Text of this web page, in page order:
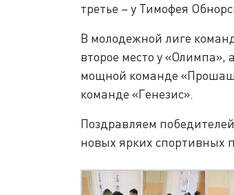
третье – у Тимофея
В молодежной лиге
второе место у «Олимпа»,
мощной команде
команде «Генезис».
Поздравляем
новых ярких спортивных